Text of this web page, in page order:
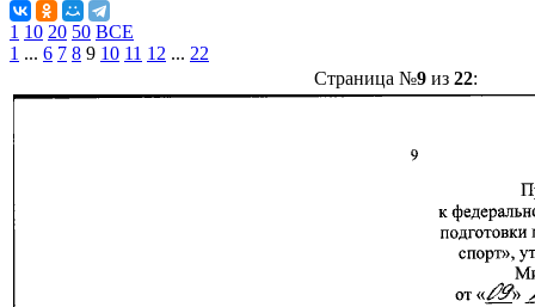
1 10 20 50 ВСЕ
1 ... 6 7 8 9 10 11 12 ... 22
Страница №9из 22: